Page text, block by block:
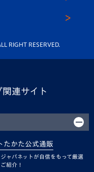
RIGHT RESERVED.
連サイト
たかた公式通販
ャパネットが自信をもって厳選
紹介！